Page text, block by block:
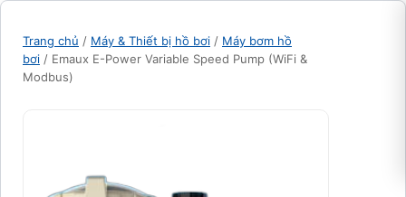
Trang chủ / Máy & Thiết bị hồ bơi / Máy bơm hồ
bơi / Emaux E-Power Variable Speed Pump (WiFi &
Modbus)